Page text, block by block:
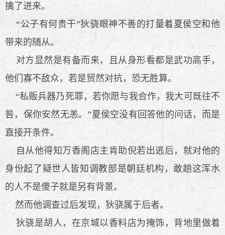
擒了进来。
“公子有何贵干”狄骁眼神不善的打量着夏侯空和他
带来的随从。
对方显然是有备而来，且从身形看都是武功高手，
他们寡不敌众，若是贸然对抗，恐无胜算。
“私贩兵器乃死罪，若你愿与我合作，我大可既往不
咎，保你安然无恙。”夏侯空没有回答他的问话，而是
直接开条件。
自从他得知万香阁店主肯助倪若出逃后，就对他的
身份起了疑世人皆知调教部是朝廷机构，敢趟这浑水
的人不是傻子就是另有背景。
然而他调查过后发现，狄骁属于后者。
狄骁是胡人，在京城以香料店为掩饰，背地里做着